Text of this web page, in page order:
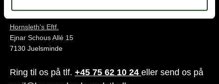
Hornsleth's Eftf.
Ejnar Schous Allé 15
7130 Juelsminde
Ring til os på tlf. +45 75 62 10 24 eller send os på